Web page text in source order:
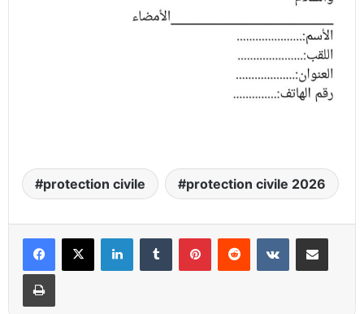
protection civile protection civile 2026
LinkedinTumblr PinterestReddit VKontaktePartager par email
Imprimer